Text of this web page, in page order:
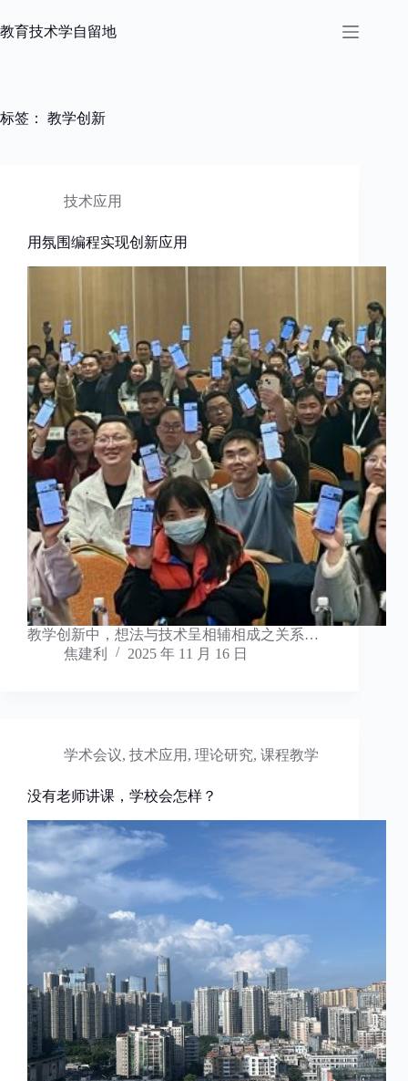
过
教育技术学自留地
标签： 教学创新
技术应用
用氛围编程实现创新应用
教学创新中，想法与技术呈相辅相成之关系…
焦建利
2025 年 11 月 16 日
学术会议, 技术应用 , 理论研究, 课程教学
没有老师讲课，学校会怎样？